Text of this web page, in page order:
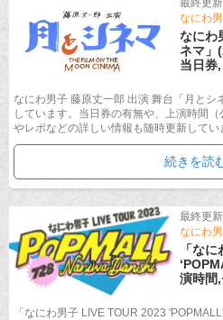
最終更
なにわ
なにわ
ネマ」
当日券
なにわ男子 藤原丈一郎 出演 舞台「月と
しています。当日券の有無や、上演時間
やレポなどの詳しい情報も随時更新してい
続きを読
最終更
なにわ
「な
演時間
「なにわ男子 LIVE TOUR 2023